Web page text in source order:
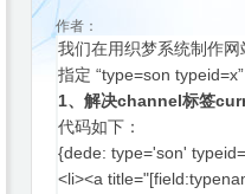
作者：
我们在用织梦系统制作
指定 “type=son
1、解决channel标签
代码如下：
{dede: type='son'
<li><a